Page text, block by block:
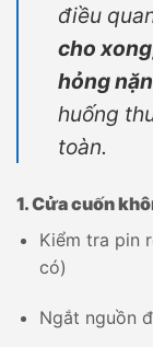
điều
cho xong
hỏng
huống
toàn.
1. Cửa cuốn
Kiểm tra pin
có)
Ngắt nguồn